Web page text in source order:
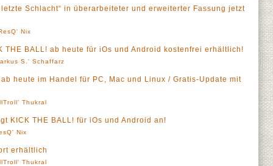
Schlacht“ in überarbeiteter und erweiterter Fassung jetzt
Nix
THE BALL! ab heute für iOs und Android kostenfrei erhältlich!
S.' Schaffarz
heute im Handel für PC, Mac und Linux / Gratis-Update mit
Thukral
KICK THE BALL! für iOs und Android an!
Nix
erhältlich
Thukral